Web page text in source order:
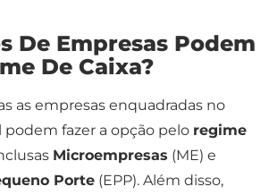
De Empresas Podem
De Caixa?
as empresas enquadradas no
podem fazer a opção pelo regime
Microempresas (ME) e
Porte (EPP). Além disso,